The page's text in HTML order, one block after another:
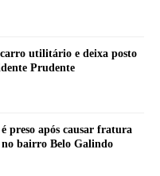
utilitário e deixa posto
Prudente
preso após causar fratura
bairro Belo Galindo